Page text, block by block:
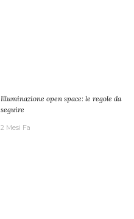
Illuminazione open space: le regole da
seguire
2 Mesi Fa